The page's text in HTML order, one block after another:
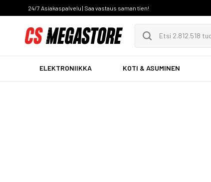
24/7 Asiakaspalvelu | Saa vastaus saman tien!
ELEKTRONIIKKA KOTI & ASUMINEN